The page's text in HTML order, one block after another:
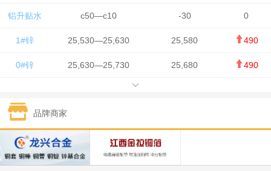
铝升贴水 c50—c10 -30 0
1#锌 25,530—25,630 25,580 490
0#锌 25,630—25,730 25,680 490
1#锡 434,750—436,750
1#镍 131,200—132,400
1#白银 15,170—15,180 15,175 615
品牌商家